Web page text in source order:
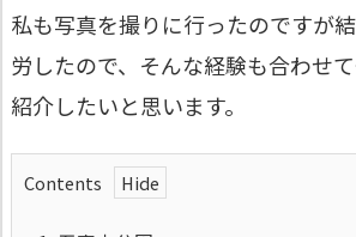
私も写真を撮りに行ったのですが
労したので、そんな経験も合わせ
紹介したいと思います。
Contents